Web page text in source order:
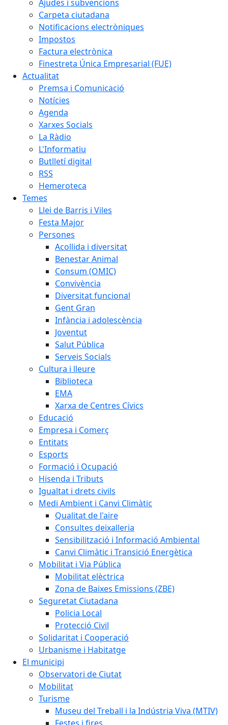
Ajudes i subvencions
Carpeta ciutadana
Notificacions electròniques
Impostos
Factura electrònica
Finestreta Única Empresarial (FUE)
Actualitat
Premsa i Comunicació
Notícies
Agenda
Xarxes Socials
La Ràdio
L'Informatiu
Butlletí digital
RSS
Hemeroteca
Temes
Llei de Barris i Viles
Festa Major
Persones
Acollida i diversitat
Benestar Animal
Consum (OMIC)
Convivència
Diversitat funcional
Gent Gran
Infància i adolescència
Joventut
Salut Pública
Serveis Socials
Cultura i lleure
Biblioteca
EMA
Xarxa de Centres Cívics
Educació
Empresa i Comerç
Entitats
Esports
Formació i Ocupació
Hisenda i Tributs
Igualtat i drets civils
Medi Ambient i Canvi Climàtic
Qualitat de l'aire
Consultes deixalleria
Sensibilització i Informació Ambiental
Canvi Climàtic i Transició Energètica
Mobilitat i Via Pública
Mobilitat elèctrica
Zona de Baixes Emissions (ZBE)
Seguretat Ciutadana
Policia Local
Protecció Civil
Solidaritat i Cooperació
Urbanisme i Habitatge
El municipi
Observatori de Ciutat
Mobilitat
Turisme
Museu del Treball i la Indústria Viva (MTIV)